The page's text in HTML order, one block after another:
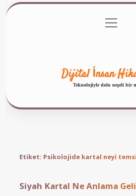
Gizlilik Politikası
menüyü
aç
Dijital İnsan
Teknolojiyle dolu neşeli bir
Etiket: Psikolojide kartal neyi
Siyah Kartal Ne Anlama